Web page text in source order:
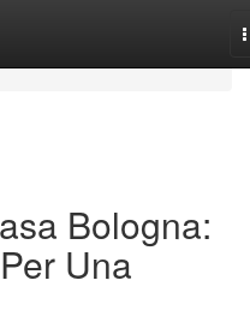
Bologna:
Una